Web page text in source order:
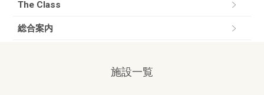
The Class
総合案内
施設一覧